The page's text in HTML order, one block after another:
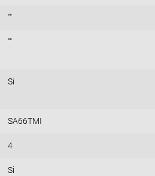
""
""
Si
SA66TMI
4
Si